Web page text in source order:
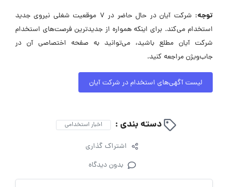
توجه:
شرکت آیان در حال حاضر در ۷ موقعیت شغلی نیروی جدید
استخدام می‌کند. برای اینکه همواره از جدیدترین فرصت‌های استخدام
شرکت آیان مطلع باشید، می‌توانید به صفحه اختصاصی آن در
جاب‌ویژن مراجعه کنید.
لیست آگهی‌های استخدام در شرکت آیان
دسته بندی : اخبار استخدامی
اشتراک گذاری
بدون دیدگاه